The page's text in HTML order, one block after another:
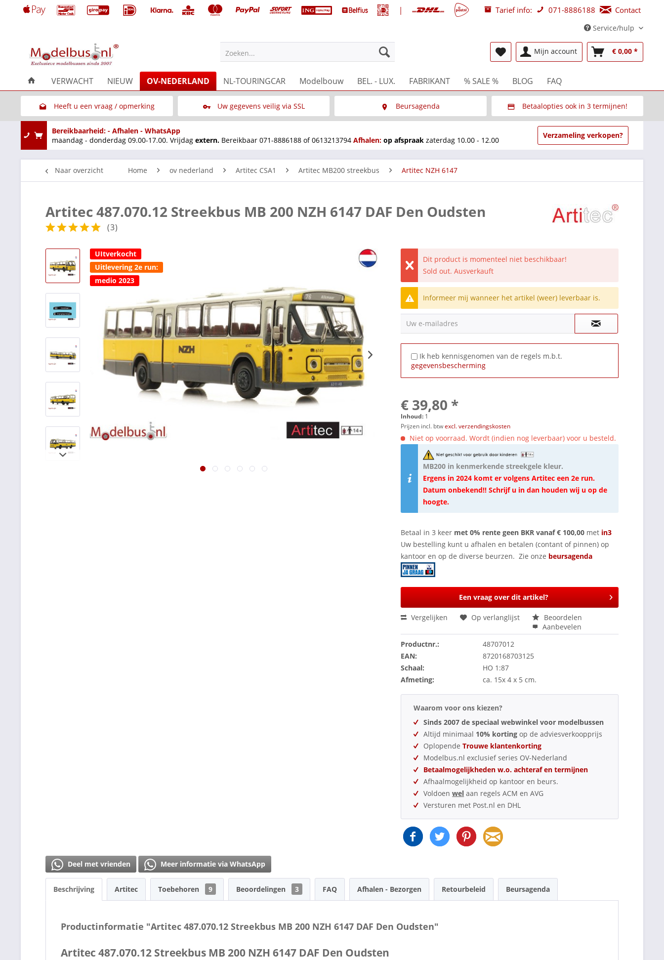
| Tarief info: 071-8886188 Contact
Service/hulp
Zoeken... Mijn account € 0,00 *
VERWACHT NIEUW OV-NEDERLAND NL-TOURINGCAR Modelbouw BEL. - LUX. FABRIKANT % SALE % BLOG FAQ
Heeft u een vraag / opmerking
Link naar het contactformulier
Uw gegevens veilig via SSL Beursagenda Betaalopties ook in 3 termijnen!
Via Multisafepay (veilig via SSL)
Bereikbaarheid: - Afhalen - WhatsApp
maandag - donderdag 09.00-17.00. Vrijdag extern. Bereikbaar 071-8886188 of 0613213794 Afhalen: op afspraak zaterdag 10.00 - 12.00
Verzameling verkopen?
Naar overzicht Home ov nederland Artitec CSA1 Artitec MB200 streekbus Artitec NZH 6147
Artitec 487.070.12 Streekbus MB 200 NZH 6147 DAF Den Oudsten
(3)
UItverkocht
Uitlevering 2e run:
medio 2023
Dit product is momenteel niet beschikbaar!
Sold out. Ausverkauft
Informeer mij wanneer het artikel (weer) leverbaar is.
Uw e-mailadres
Ik heb kennisgenomen van de regels m.b.t.
gegevensbescherming
€ 39,80 *
Inhoud: 1
Prijzen incl. btwexcl. verzendingskosten
Niet op voorraad. Wordt (indien nog leverbaar) voor u besteld.
MB200 in kenmerkende streekgele kleur.
Ergens in 2024 komt er volgens Artitec een 2e run.
Datum onbekend!! Schrijf u in dan houden wij u op de
hoogte.
Betaal in 3 keer met 0% rente geen BKR vanaf € 100,00 met in3
Uw bestelling kunt u afhalen en betalen (contant of pinnen) op
kantoor en op de diverse beurzen. Zie onze beursagenda
Een vraag over dit artikel?
Vergelijken Op verlanglijst
Beoordelen
Aanbevelen
Productnr.:
48707012
EAN:
8720168703125
Schaal:
HO 1:87
Afmeting:
ca. 15x 4 x 5 cm.
Waarom voor ons kiezen?
Sinds 2007 de speciaal webwinkel voor modelbussen
Altijd minimaal 10% kortingop de adviesverkoopprijs
OplopendeTrouwe klantenkorting
Modelbus.nl exclusief series OV-Nederland
Betaalmogelijkheden w.o. achteraf en termijnen
Afhaalmogelijkheid op kantoor en beurs.
Voldoenwel aan regels ACM en AVG
Versturen met Post.nl en DHL
Deel met vrienden Meer informatie via WhatsApp
Beschrijving Artitec Toebehoren 9 Beoordelingen 3 FAQ Afhalen - Bezorgen Retourbeleid Beursagenda
Productinformatie "Artitec 487.070.12 Streekbus MB 200 NZH 6147 DAF Den Oudsten"
Artitec 487.070.12 Streekbus MB 200 NZH 6147 DAF Den Oudsten